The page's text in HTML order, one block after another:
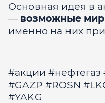
Основная идея в
— возможные
именно на них
#акции
#GAZP #ROSN
#YAKG